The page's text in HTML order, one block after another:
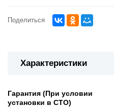
Поделиться
Характеристики
Гарантия (При условии
установки в СТО)